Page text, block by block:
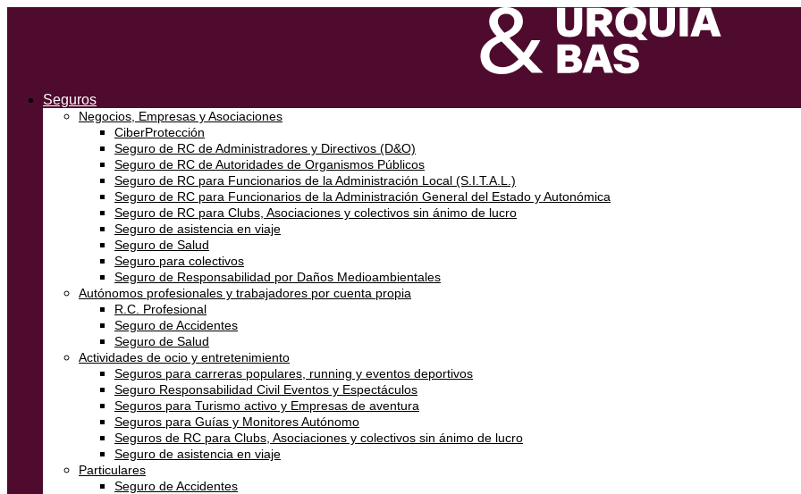
Seguros
Negocios, Empresas y Asociaciones
CiberProtección
Seguro de RC de Administradores y Directivos (D&O)
Seguro de RC de Autoridades de Organismos Públicos
Seguro de RC para Funcionarios de la Administración Local (S.I.T.A.L.)
Seguro de RC para Funcionarios de la Administración General del Estado y Autonómica
Seguro de RC para Clubs, Asociaciones y colectivos sin ánimo de lucro
Seguro de asistencia en viaje
Seguro de Salud
Seguro para colectivos
Seguro de Responsabilidad por Daños Medioambientales
Autónomos profesionales y trabajadores por cuenta propia
R.C. Profesional
Seguro de Accidentes
Seguro de Salud
Actividades de ocio y entretenimiento
Seguros para carreras populares, running y eventos deportivos
Seguro Responsabilidad Civil Eventos y Espectáculos
Seguros para Turismo activo y Empresas de aventura
Seguros para Guías y Monitores Autónomo
Seguros de RC para Clubs, Asociaciones y colectivos sin ánimo de lucro
Seguro de asistencia en viaje
Particulares
Seguro de Accidentes